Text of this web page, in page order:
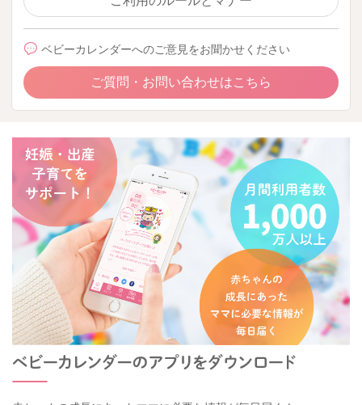
ベビーカレンダーへのご意見をお聞かせください
ご質問・お問い合わせはこちら